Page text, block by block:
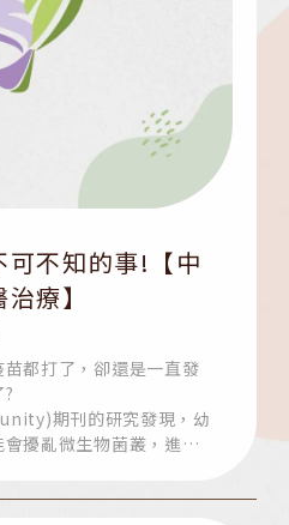
可不知的事!【中
療】
都打了，卻還是一直發
期刊的研究發現，幼
擾亂微生物菌叢，進而